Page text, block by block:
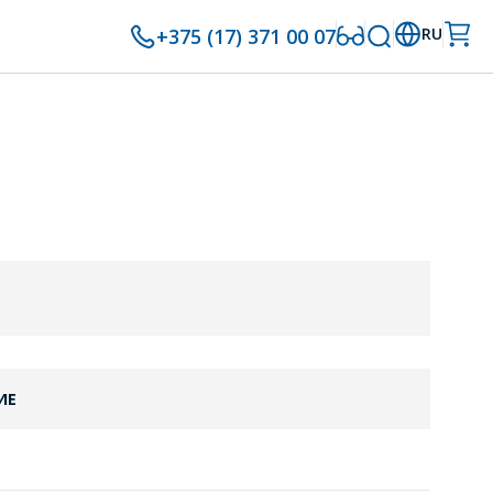
+375 (17) 371 00 07 RU